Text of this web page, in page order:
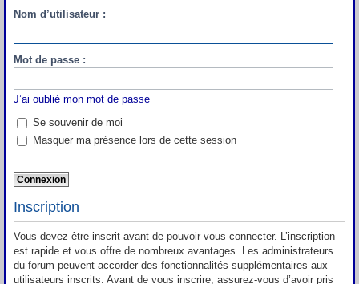
Nom d’utilisateur :
Mot de passe :
J’ai oublié mon mot de passe
Se souvenir de moi
Masquer ma présence lors de cette session
Inscription
Vous devez être inscrit avant de pouvoir vous connecter. L’inscription
est rapide et vous offre de nombreux avantages. Les administrateurs
du forum peuvent accorder des fonctionnalités supplémentaires aux
utilisateurs inscrits. Avant de vous inscrire, assurez-vous d’avoir pris